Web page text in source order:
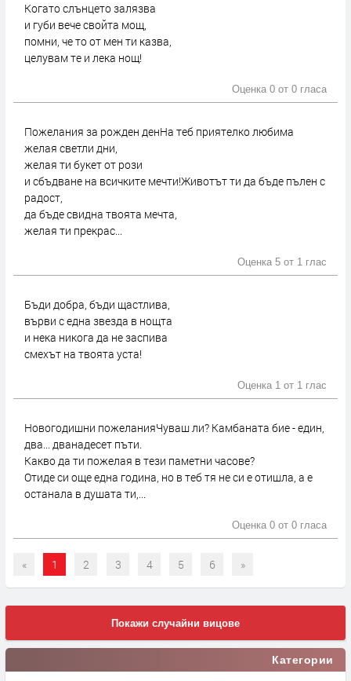
Когато слънцето залязва
и губи вече свойта мощ,
помни, че то от мен ти казва,
целувам те и лека нощ!
Оценка 0 от 0 гласа
Пожелания за рожден денНа теб приятелко любима
желая светли дни,
желая ти букет от рози
и сбъдване на всичките мечти!Животът ти да бъде пълен с
радост,
да бъде свидна твоята мечта,
желая ти прекрас...
Оценка 5 от 1 глас
Бъди добра, бъди щастлива,
върви с една звезда в нощта
и нека никога да не заспива
смехът на твоята уста!
Оценка 1 от 1 глас
Новогодишни пожеланияЧуваш ли? Камбаната бие - един,
два... дванадесет пъти.
Какво да ти пожелая в тези паметни часове?
Отиде си още една година, но в теб тя не си е отишла, а е
останала в душата ти,...
Оценка 0 от 0 гласа
« 1 2 3 4 5 6 »
Покажи случайни вицове
Категории